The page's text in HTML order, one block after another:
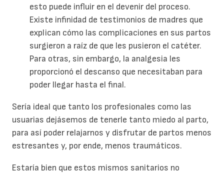
esto puede influir en el devenir del proceso.
Existe infinidad de testimonios de madres que
explican cómo las complicaciones en sus partos
surgieron a raíz de que les pusieron el catéter.
Para otras, sin embargo, la analgesia les
proporcionó el descanso que necesitaban para
poder llegar hasta el final.
Sería ideal que tanto los profesionales como las
usuarias dejásemos de tenerle tanto miedo al parto,
para así poder relajarnos y disfrutar de partos menos
estresantes y, por ende, menos traumáticos.
Estaría bien que estos mismos sanitarios no